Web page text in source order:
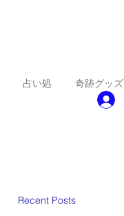
占い処 奇跡グッズ
Recent Posts